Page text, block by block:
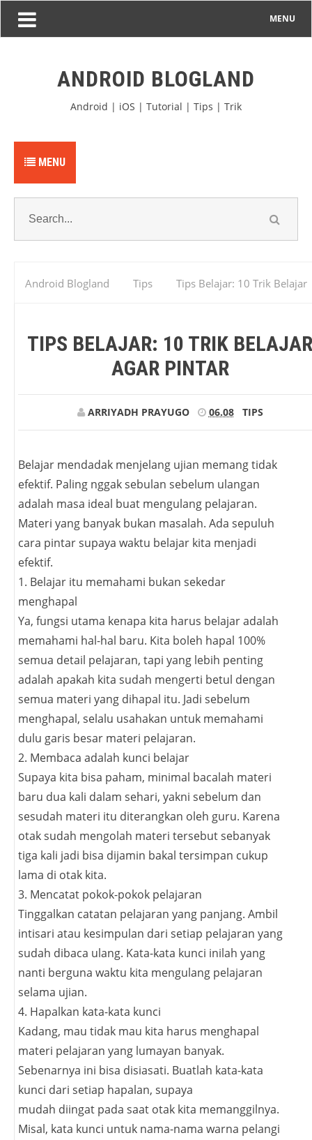
MENU
ANDROID BLOGLAND
Android | iOS | Tutorial | Tips | Trik
MENU
Android Blogland Tips
Tips Belajar: 10 Trik Belajar
TIPS BELAJAR: 10 TRIK BELAJAR
AGAR PINTAR
ARRIYADH PRAYUGO 06.08 TIPS
Belajar mendadak menjelang ujian memang tidak
efektif. Paling nggak sebulan sebelum ulangan
adalah masa ideal buat mengulang pelajaran.
Materi yang banyak bukan masalah. Ada sepuluh
cara pintar supaya waktu belajar kita menjadi
efektif.
1. Belajar itu memahami bukan sekedar
menghapal
Ya, fungsi utama kenapa kita harus belajar adalah
memahami hal-hal baru. Kita boleh hapal 100%
semua detail pelajaran, tapi yang lebih penting
adalah apakah kita sudah mengerti betul dengan
semua materi yang dihapal itu. Jadi sebelum
menghapal, selalu usahakan untuk memahami
dulu garis besar materi pelajaran.
2. Membaca adalah kunci belajar
Supaya kita bisa paham, minimal bacalah materi
baru dua kali dalam sehari, yakni sebelum dan
sesudah materi itu diterangkan oleh guru. Karena
otak sudah mengolah materi tersebut sebanyak
tiga kali jadi bisa dijamin bakal tersimpan cukup
lama di otak kita.
3. Mencatat pokok-pokok pelajaran
Tinggalkan catatan pelajaran yang panjang. Ambil
intisari atau kesimpulan dari setiap pelajaran yang
sudah dibaca ulang. Kata-kata kunci inilah yang
nanti berguna waktu kita mengulang pelajaran
selama ujian.
4. Hapalkan kata-kata kunci
Kadang, mau tidak mau kita harus menghapal
materi pelajaran yang lumayan banyak.
Sebenarnya ini bisa disiasati. Buatlah kata-kata
kunci dari setiap hapalan, supaya
mudah diingat pada saat otak kita memanggilnya.
Misal, kata kunci untuk nama-nama warna pelangi